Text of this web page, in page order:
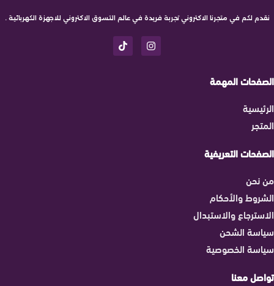
نقدم لكم في متجرنا الاكتروني تجربة فريدة في عالم التسوق الاكتروني للاجهزة الكهربائية .
الصفحات المهمة
الرئيسية
المتجر
الصفحات التعريفية
من نحن
الشروط والأحكام
الاسترجاع والاستبدال
سياسة الشحن
سياسة الخصوصية
تواصل معنا